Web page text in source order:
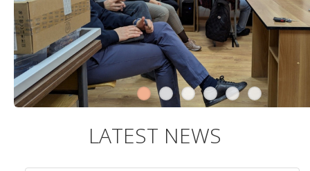
LATEST NEWS